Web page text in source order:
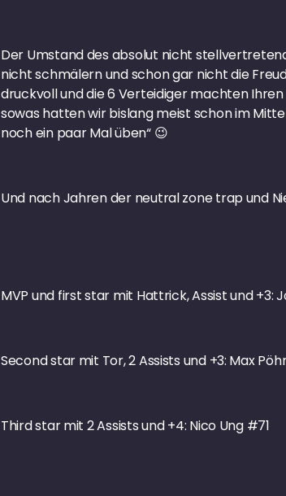
Der Umstand des absolut nicht
nicht schmälern und schon gar nicht die
druckvoll und die 6 Verteidiger machten
sowas hatten wir bislang meist schon im
noch ein paar Mal üben“ 😉
Und nach Jahren der neutral zone trap und
MVP und first star mit Hattrick, Assist und +3:
Second star mit Tor, 2 Assists und +3: Max
Third star mit 2 Assists und +4: Nico Ung #71